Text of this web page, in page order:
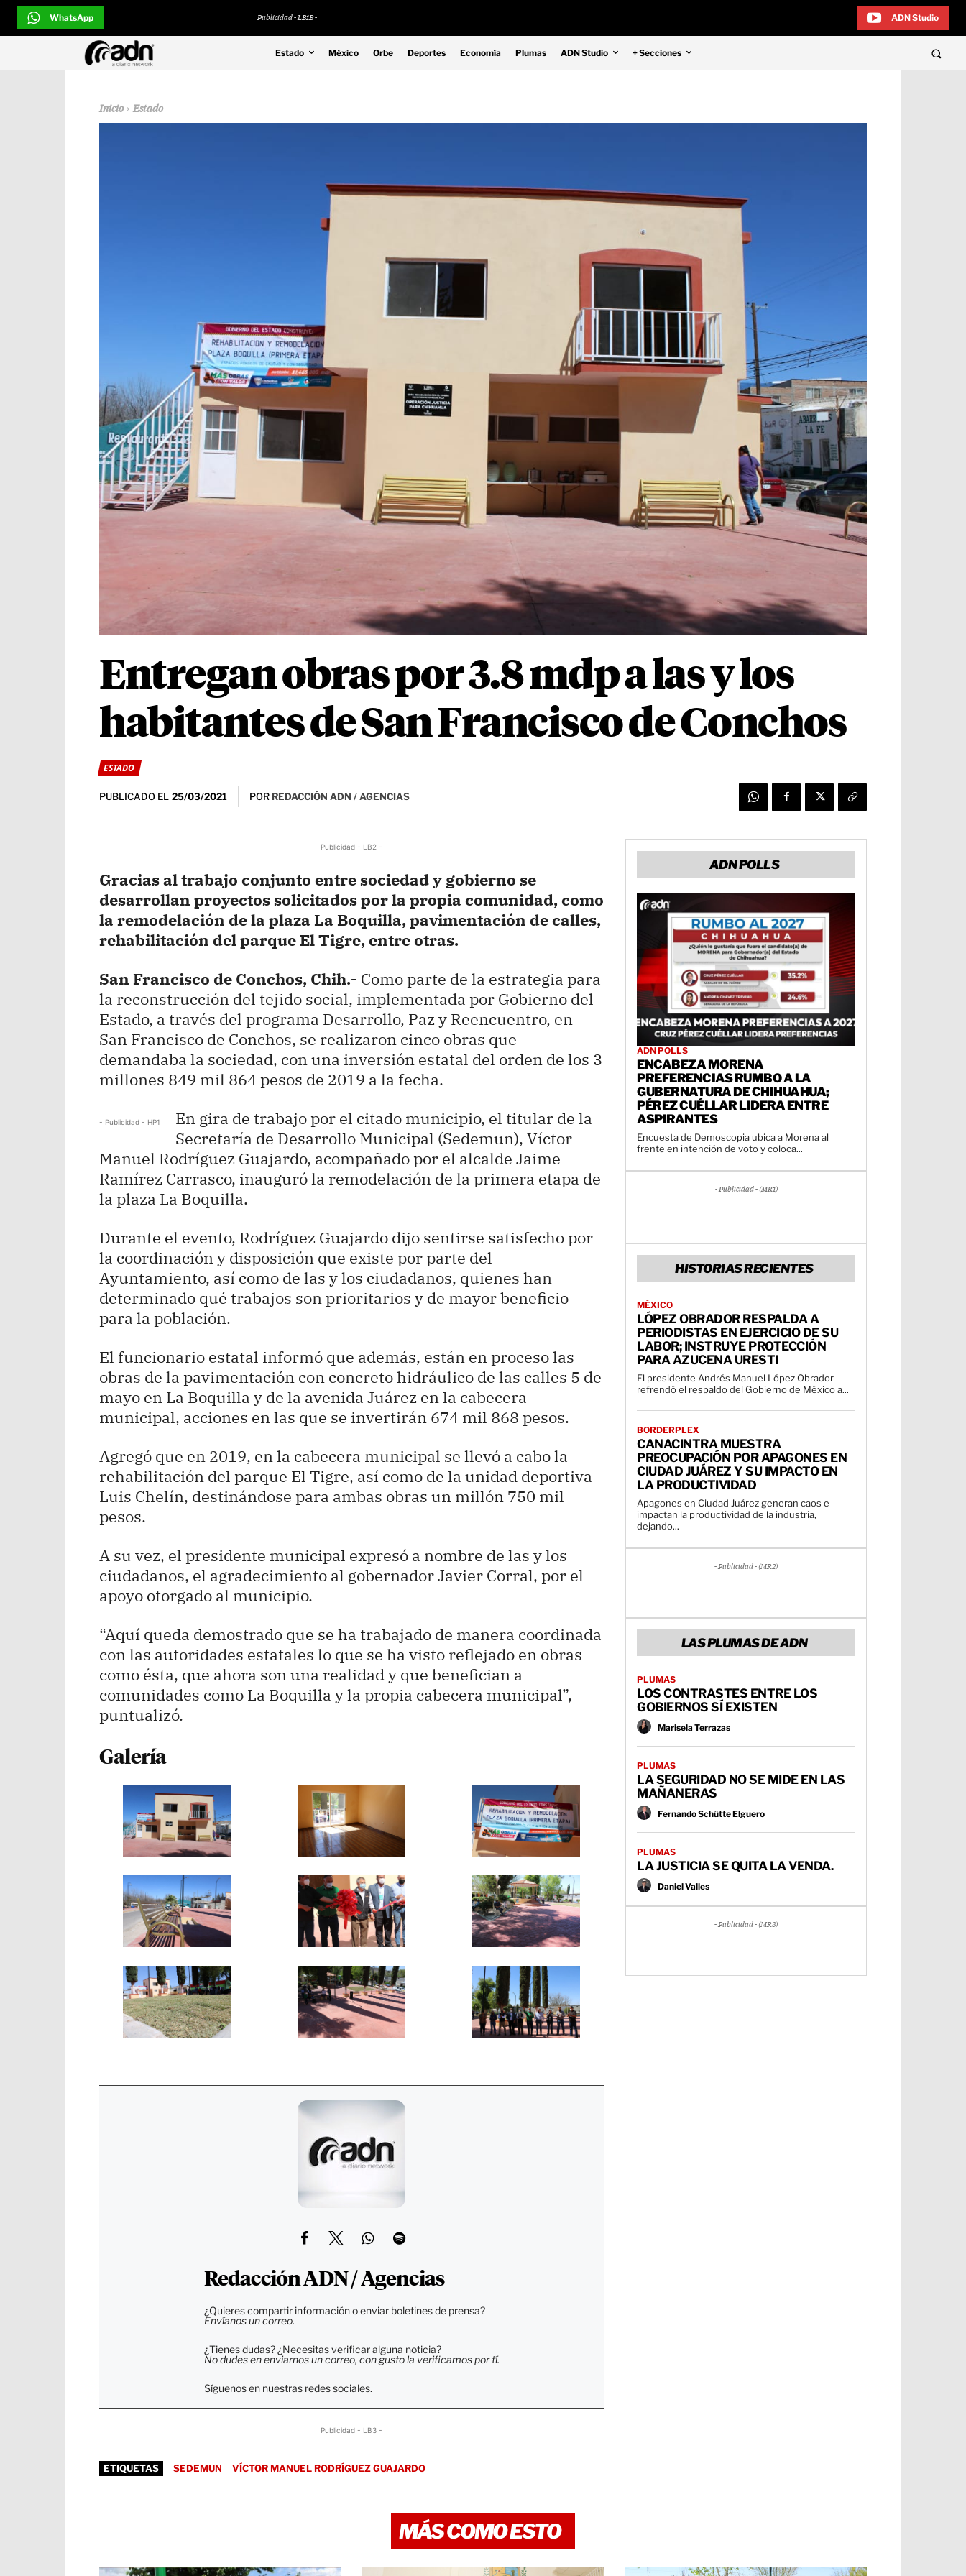
WhatsApp Publicidad - LB1B - ADN Studio
Estado México Orbe Deportes Economía Plumas ADN Studio + Secciones
Inicio Estado
Entregan obras por 3.8 mdp a las y los
habitantes de San Francisco de Conchos
ESTADO
PUBLICADO EL 25/03/2021 POR REDACCIÓN ADN / AGENCIAS
Publicidad - LB2 -
Gracias al trabajo conjunto entre sociedad y gobierno se
desarrollan proyectos solicitados por la propia comunidad, como
la remodelación de la plaza La Boquilla, pavimentación de calles,
rehabilitación del parque El Tigre, entre otras.
San Francisco de Conchos, Chih.- Como parte de la estrategia para
la reconstrucción del tejido social, implementada por Gobierno del
Estado, a través del programa Desarrollo, Paz y Reencuentro, en
San Francisco de Conchos, se realizaron cinco obras que
demandaba la sociedad, con una inversión estatal del orden de los 3
millones 849 mil 864 pesos de 2019 a la fecha.
- Publicidad - HP1
En gira de trabajo por el citado municipio, el titular de la
Secretaría de Desarrollo Municipal (Sedemun), Víctor
Manuel Rodríguez Guajardo, acompañado por el alcalde Jaime
Ramírez Carrasco, inauguró la remodelación de la primera etapa de
la plaza La Boquilla.
Durante el evento, Rodríguez Guajardo dijo sentirse satisfecho por
la coordinación y disposición que existe por parte del
Ayuntamiento, así como de las y los ciudadanos, quienes han
determinado qué trabajos son prioritarios y de mayor beneficio
para la población.
El funcionario estatal informó que además, están en proceso las
obras de la pavimentación con concreto hidráulico de las calles 5 de
mayo en La Boquilla y de la avenida Juárez en la cabecera
municipal, acciones en las que se invertirán 674 mil 868 pesos.
Agregó que en 2019, en la cabecera municipal se llevó a cabo la
rehabilitación del parque El Tigre, así como de la unidad deportiva
Luis Chelín, destinándose para ambas obras un millón 750 mil
pesos.
A su vez, el presidente municipal expresó a nombre de las y los
ciudadanos, el agradecimiento al gobernador Javier Corral, por el
apoyo otorgado al municipio.
“Aquí queda demostrado que se ha trabajado de manera coordinada
con las autoridades estatales lo que se ha visto reflejado en obras
como ésta, que ahora son una realidad y que benefician a
comunidades como La Boquilla y la propia cabecera municipal”,
puntualizó.
Galería
Redacción ADN / Agencias
¿Quieres compartir información o enviar boletines de prensa?
Envíanos un correo.
¿Tienes dudas? ¿Necesitas verificar alguna noticia?
No dudes en enviarnos un correo, con gusto la verificamos por tí.
Síguenos en nuestras redes sociales.
Publicidad - LB3 -
ETIQUETAS SEDEMUN VÍCTOR MANUEL RODRÍGUEZ GUAJARDO
ADN POLLS
ADN POLLS
ENCABEZA MORENA
PREFERENCIAS RUMBO A LA
GUBERNATURA DE CHIHUAHUA;
PÉREZ CUÉLLAR LIDERA ENTRE
ASPIRANTES
Encuesta de Demoscopia ubica a Morena al
frente en intención de voto y coloca...
- Publicidad - (MR1)
HISTORIAS RECIENTES
MÉXICO
LÓPEZ OBRADOR RESPALDA A
PERIODISTAS EN EJERCICIO DE SU
LABOR; INSTRUYE PROTECCIÓN
PARA AZUCENA URESTI
El presidente Andrés Manuel López Obrador
refrendó el respaldo del Gobierno de México a...
BORDERPLEX
CANACINTRA MUESTRA
PREOCUPACIÓN POR APAGONES EN
CIUDAD JUÁREZ Y SU IMPACTO EN
LA PRODUCTIVIDAD
Apagones en Ciudad Juárez generan caos e
impactan la productividad de la industria,
dejando...
- Publicidad - (MR2)
LAS PLUMAS DE ADN
PLUMAS
LOS CONTRASTES ENTRE LOS
GOBIERNOS SÍ EXISTEN
Marisela Terrazas
PLUMAS
LA SEGURIDAD NO SE MIDE EN LAS
MAÑANERAS
Fernando Schütte Elguero
PLUMAS
LA JUSTICIA SE QUITA LA VENDA.
Daniel Valles
- Publicidad - (MR3)
MÁS COMO ESTO